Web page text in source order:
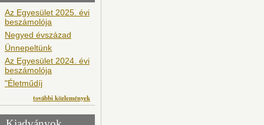
Az Egyesület 2025. évi
beszámolója
Negyed évszázad
Ünnepeltünk
Az Egyesület 2024. évi
beszámolója
"Életműdíj
további közlemények